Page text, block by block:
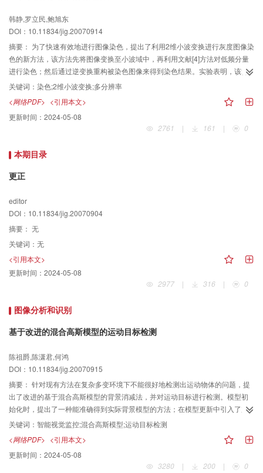
韩静,罗立民,鲍旭东
DOI：10.11834/jig.20070914
摘要： 为了快速有效地进行图像染色，提出了利用2维小波变换进行灰度图像染
色的新方法，该方法先将图像变换至小波域中，再利用文献[4]方法对低频分量
进行染色；然后通过逆变换重构被染色图像来得到染色结果。实验表明，该算
法不仅改进了染色效果，并且在染色速度上也有明显提高。
关键词： 染色;2维小波变换;多分辨率
<网络PDF> <引用本文>
更新时间： 2024-05-08
2761
| 161 | 0
本期目录
更正
editor
DOI：10.11834/jig.20070904
摘要： 无
关键词： 无
<引用本文>
更新时间： 2024-05-08
2977
| 316 | 0
图像分析和识别
基于改进的混合高斯模型的运动目标检测
陈祖爵,陈潇君,何鸿
DOI：10.11834/jig.20070915
摘要： 针对现有方法在复杂多变环境下不能很好地检测出运动物体的问题，提
出了改进的基于混合高斯模型的背景消减法，并对运动目标进行检测。模型初
始化时，提出了一种能准确得到实际背景模型的方法；在模型更新中引入了加
速因子和合理性反馈使得模型能更快、更准确地反应真实的背景。实验结果表
明，同传统检测方法相比，改进的混合高斯模型方法能有效地消除物体发生运
动时产生的拖影，并能很好地检测出运动物体。
关键词： 智能视觉监控;混合高斯模型;运动目标检测
<网络PDF> <引用本文>
更新时间： 2024-05-08
3280
| 200 | 0